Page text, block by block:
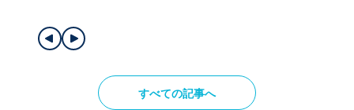
すべての記事へ